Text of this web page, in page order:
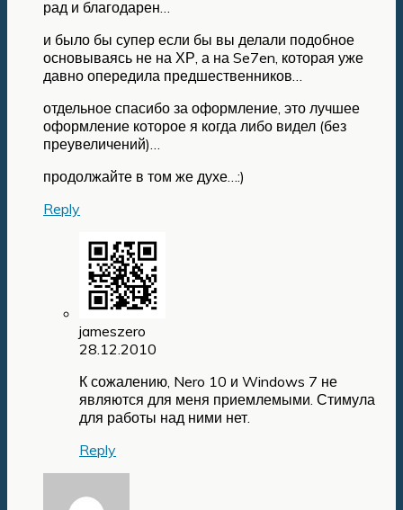
рад и благодарен…
и было бы супер если бы вы делали подобное
основываясь не на ХР, а на Se7en, которая уже
давно опередила предшественников…
отдельное спасибо за оформление, это лучшее
оформление которое я когда либо видел (без
преувеличений)…
продолжайте в том же духе…:)
Reply
jameszero
28.12.2010
К сожалению, Nero 10 и Windows 7 не
являются для меня приемлемыми. Стимула
для работы над ними нет.
Reply